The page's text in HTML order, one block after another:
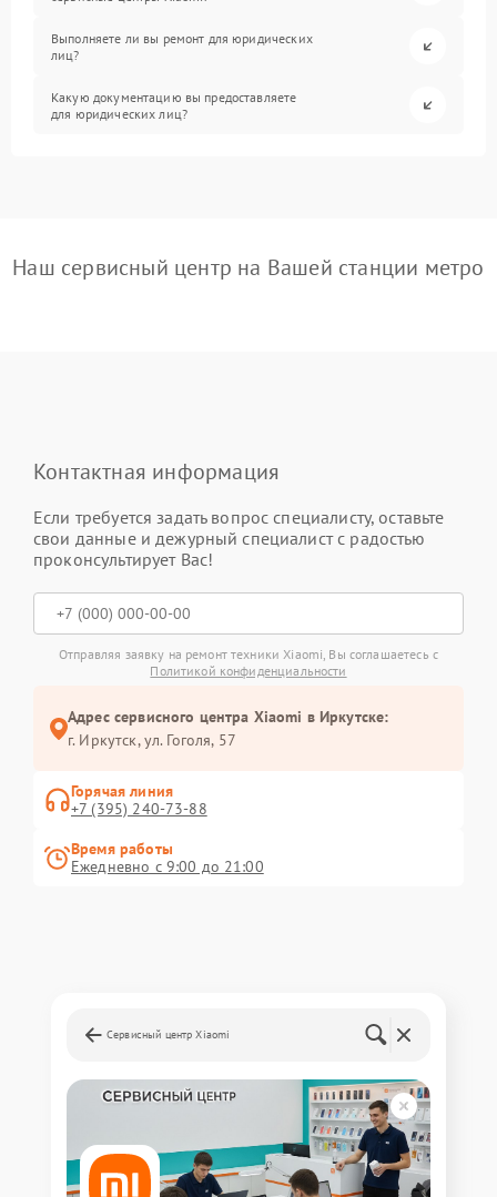
Выполняете ли вы ремонт для юридических
лиц?
Какую документацию вы предоставляете
для юридических лиц?
Наш сервисный центр на Вашей станции метро
Контактная информация
Если требуется задать вопрос специалисту, оставьте
свои данные и дежурный специалист с радостью
проконсультирует Вас!
Отправляя заявку на ремонт техники Xiaomi, Вы соглашаетесь с
Политикой конфиденциальности
Адрес сервисного центра Xiaomi в Иркутске:
г. Иркутск, ул. ​Гоголя, 57
Горячая линия
+7 (395) 240-73-88
Время работы
Ежедневно с 9:00 до 21:00
Сервисный центр Xiaomi